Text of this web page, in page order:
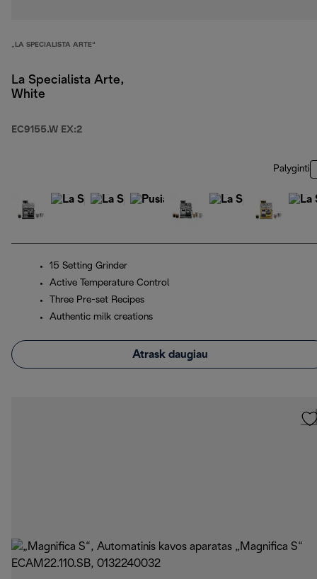
„LA SPECIALISTA ARTE“
La Specialista Arte,
White
EC9155.W EX:2
Palyginti
15 Setting Grinder
Active Temperature Control
Three Pre-set Recipes
Authentic milk creations
Atrask daugiau